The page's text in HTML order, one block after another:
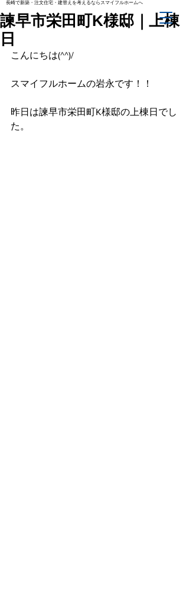
長崎で新築・注文住宅・建替えを考えるならスマイフルホームへ
諫早市栄田町K様邸｜上棟
日
こんにちは(^^)/
スマイフルホームの岩永です！！
昨日は諫早市栄田町K様邸の上棟日でし
た。